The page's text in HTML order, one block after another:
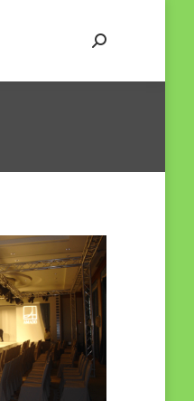
Buscar: